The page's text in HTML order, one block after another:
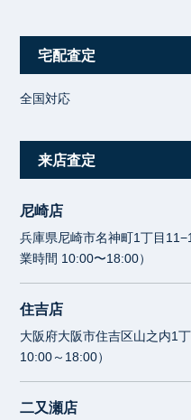
宅配査定
全国対応
来店査定
尼崎店
兵庫県尼崎市名神町1丁目
業時間 10:00〜18:00）
住吉店
大阪府大阪市住吉区山之内1
10:00～18:00）
二又瀬店